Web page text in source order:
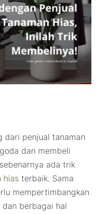
dari penjual tanaman
dan membeli
ada trik
hias terbaik. Sama
mempertimbangkan
dan berbagai hal